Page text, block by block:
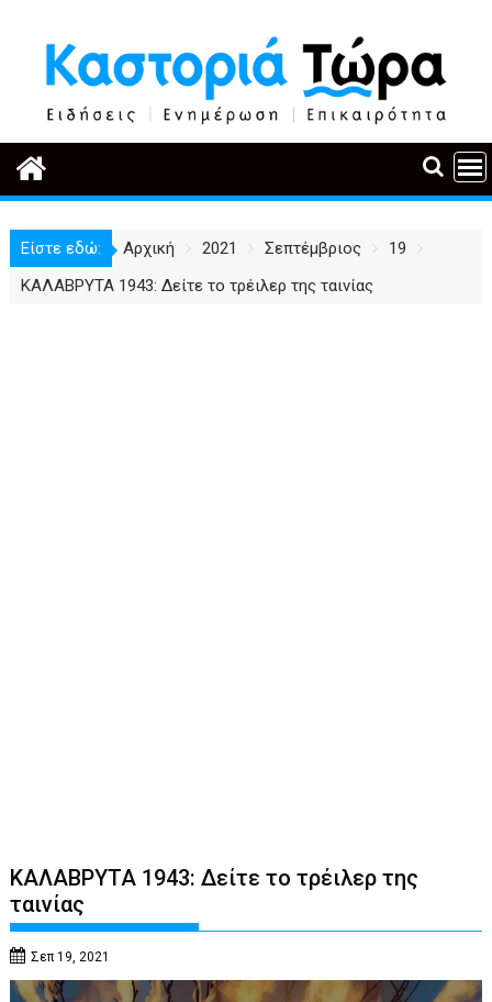
περιεχόμενο
Είστε εδώ: Αρχική 2021 Σεπτέμβριος
19
ΚΑΛΑΒΡΥΤΑ 1943: Δείτε το τρέιλερ της ταινίας
ΚΑΛΑΒΡΥΤΑ 1943: Δείτε το τρέιλερ της
ταινίας
Σεπ 19, 2021